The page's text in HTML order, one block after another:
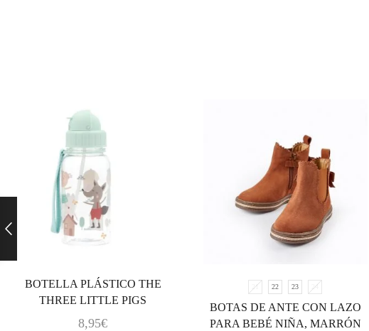
BOTELLA PLÁSTICO THE
THREE LITTLE PIGS
8,95€
21 22 23 24
BOTAS DE ANTE CON LAZO
PARA BEBÉ NIÑA, MARRÓN